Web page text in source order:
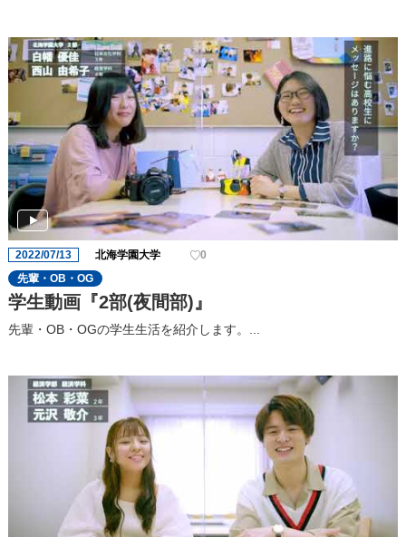
2022/07/13 北海学園大学
0
先輩・OB・OG
学生動画『2部(夜間部)』
先輩・OB・OGの学生生活を紹介します。...